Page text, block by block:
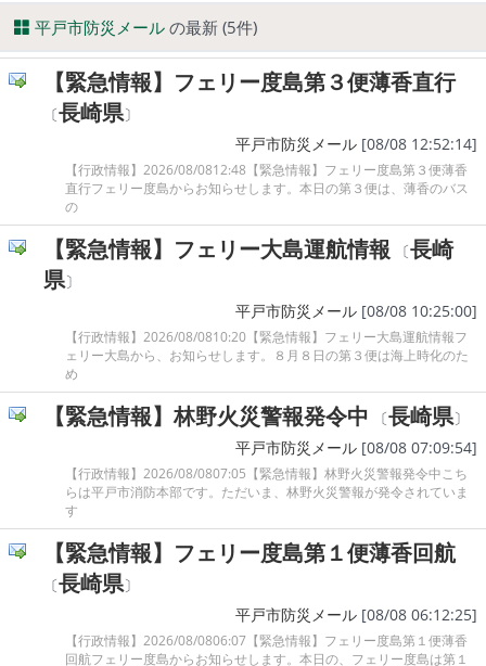
平戸市防災メール の最新 (5件)
【緊急情報】フェリー度島第３便薄香直行
〔長崎県〕
平戸市防災メール [08/08 12:52:14]
【行政情報】2026/08/0812:48【緊急情報】フェリー度島第３便薄香
直行フェリー度島からお知らせします。本日の第３便は、薄香のバス
の
【緊急情報】フェリー大島運航情報 〔長崎
県〕
平戸市防災メール [08/08 10:25:00]
【行政情報】2026/08/0810:20【緊急情報】フェリー大島運航情報フ
ェリー大島から、お知らせします。８月８日の第３便は海上時化のた
め
【緊急情報】林野火災警報発令中 〔長崎県〕
平戸市防災メール [08/08 07:09:54]
【行政情報】2026/08/0807:05【緊急情報】林野火災警報発令中こち
らは平戸市消防本部です。ただいま、林野火災警報が発令されていま
す
【緊急情報】フェリー度島第１便薄香回航
〔長崎県〕
平戸市防災メール [08/08 06:12:25]
【行政情報】2026/08/0806:07【緊急情報】フェリー度島第１便薄香
回航フェリー度島からお知らせします。本日の、フェリー度島は第１